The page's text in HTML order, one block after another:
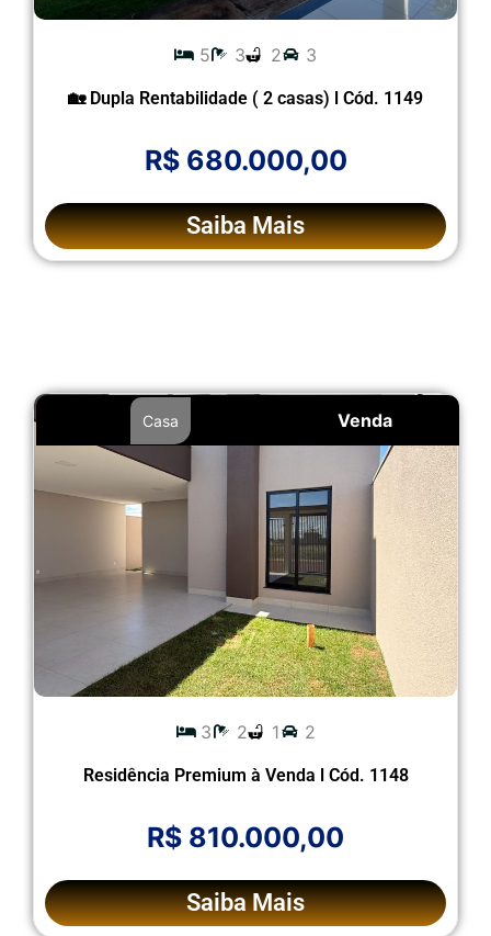
5 3 2 3
🏡 Dupla Rentabilidade ( 2 casas) l Cód. 1149
R$ 680.000,00
Saiba Mais
Venda
Casa
3 2 1 2
Residência Premium à Venda l Cód. 1148
R$ 810.000,00
Saiba Mais